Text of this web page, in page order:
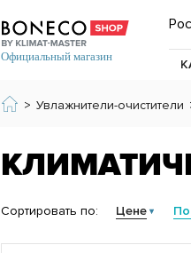
> Увлажнители-очистители
Сортировать по: Цене